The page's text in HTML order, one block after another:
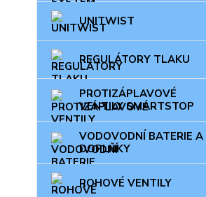
UNITWIST
REGULÁTORY TLAKU
PROTIZÁPLAVOVÉ
VENTILY SMARTSTOP
VODOVODNÍ BATERIE A
DOPLŇKY
ROHOVÉ VENTILY